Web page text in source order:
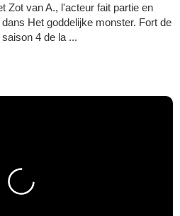
Zot van A., l'acteur fait partie en
Het goddelijke monster. Fort de
4 de la ...